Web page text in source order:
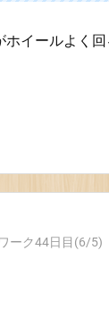
ホイールよく
ーク44日目(6/5)